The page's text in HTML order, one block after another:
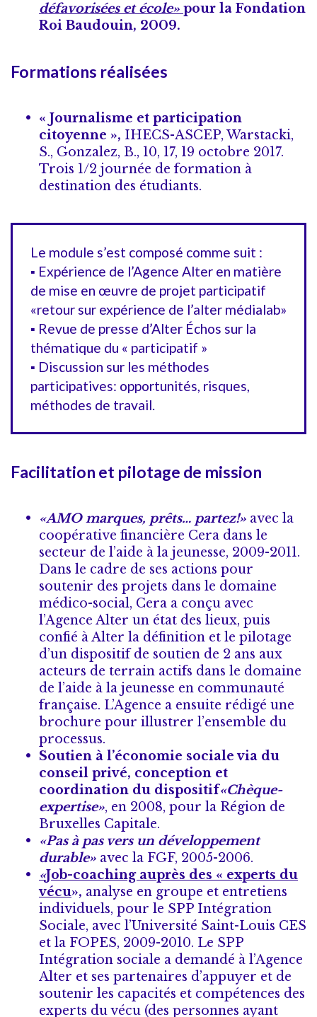
défavorisées et école» pour la Fondation
Roi Baudouin, 2009.
Formations réalisées
« Journalisme et participation
citoyenne », IHECS-ASCEP, Warstacki,
S., Gonzalez, B., 10, 17, 19 octobre 2017.
Trois 1/2 journée de formation à
destination des étudiants.
Le module s’est composé comme suit :
▪ Expérience de l’Agence Alter en matière
de mise en œuvre de projet participatif
«retour sur expérience de l’alter médialab»
▪ Revue de presse d’Alter Échos sur la
thématique du « participatif »
▪ Discussion sur les méthodes
participatives: opportunités, risques,
méthodes de travail.
Facilitation et pilotage de mission
«AMO marques, prêts… partez!» avec la
coopérative financière Cera dans le
secteur de l’aide à la jeunesse, 2009-2011.
Dans le cadre de ses actions pour
soutenir des projets dans le domaine
médico-social, Cera a conçu avec
l’Agence Alter un état des lieux, puis
confié à Alter la définition et le pilotage
d’un dispositif de soutien de 2 ans aux
acteurs de terrain actifs dans le domaine
de l’aide à la jeunesse en communauté
française. L’Agence a ensuite rédigé une
brochure pour illustrer l’ensemble du
processus.
Soutien à l’économie sociale via du
conseil privé, conception et
coordination du dispositif«Chèque-
expertise», en 2008, pour la Région de
Bruxelles Capitale.
«Pas à pas vers un développement
durable» avec la FGF, 2005-2006.
«Job-coaching auprès des « experts du
vécu», analyse en groupe et entretiens
individuels, pour le SPP Intégration
Sociale, avec l’Université Saint-Louis CES
et la FOPES, 2009-2010. Le SPP
Intégration sociale a demandé à l’Agence
Alter et ses partenaires d’appuyer et de
soutenir les capacités et compétences des
experts du vécu (des personnes ayant